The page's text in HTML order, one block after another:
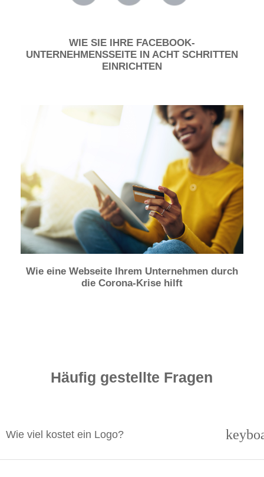
WIE SIE IHRE FACEBOOK-
UNTERNEHMENSSEITE IN ACHT SCHRITTEN
EINRICHTEN
Wie eine Webseite Ihrem Unternehmen durch
die Corona-Krise hilft
Häufig gestellte Fragen
Wie viel kostet ein Logo?